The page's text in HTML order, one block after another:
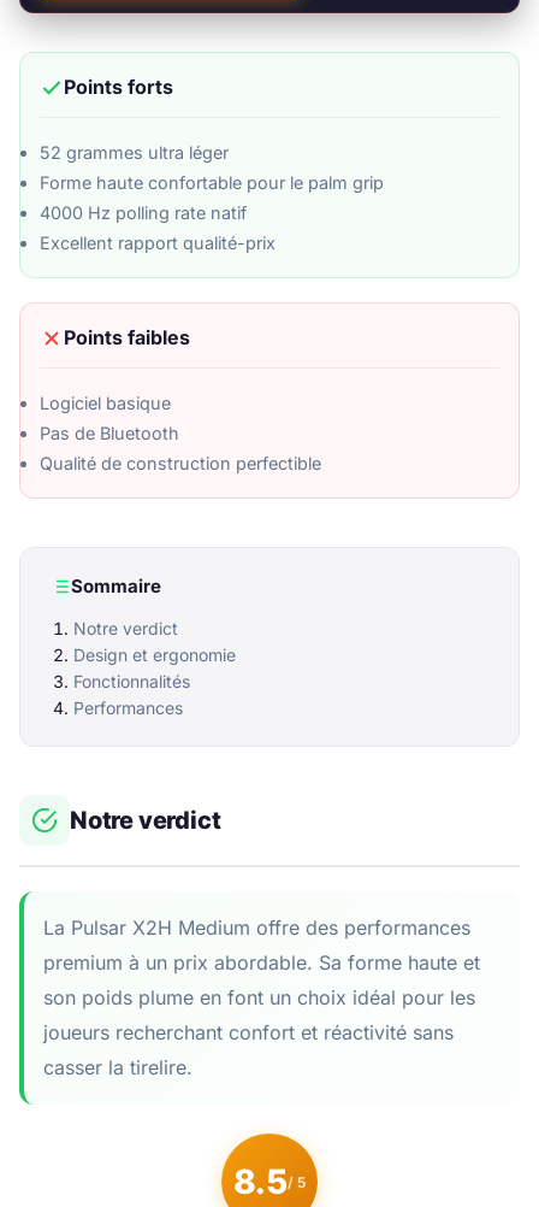
Points forts
52 grammes ultra léger
Forme haute confortable pour le palm grip
4000 Hz polling rate natif
Excellent rapport qualité-prix
Points faibles
Logiciel basique
Pas de Bluetooth
Qualité de construction perfectible
Sommaire
Notre verdict
Design et ergonomie
Fonctionnalités
Performances
Notre verdict
La Pulsar X2H Medium offre des performances
premium à un prix abordable. Sa forme haute et
son poids plume en font un choix idéal pour les
joueurs recherchant confort et réactivité sans
casser la tirelire.
8.5/ 5